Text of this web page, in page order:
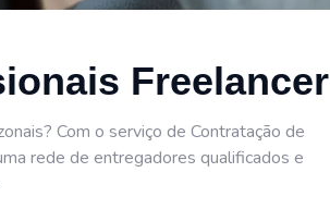
Freelancer
Com o serviço de Contratação de
rede de entregadores qualificados e